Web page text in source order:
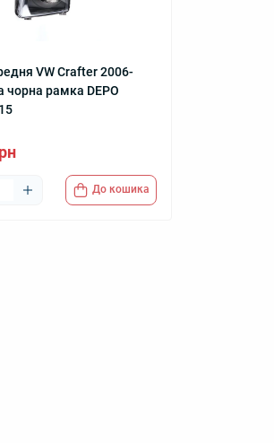
VW Crafter 2006-
чорна рамка DEPO
До кошика